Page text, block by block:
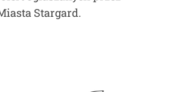
Stargard.